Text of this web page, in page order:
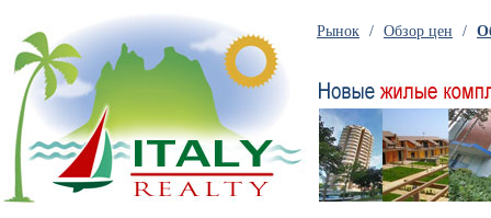
Рынок / Обзор цен /